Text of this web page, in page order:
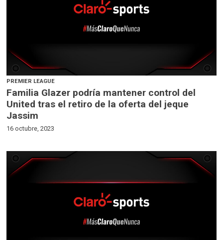
PREMIER LEAGUE
Familia Glazer podría mantener control del
United tras el retiro de la oferta del jeque
Jassim
16 octubre, 2023